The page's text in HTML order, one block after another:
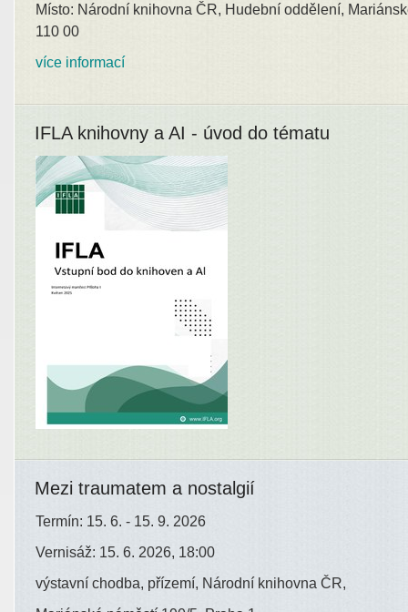
Místo: Národní knihovna ČR, Hudební oddělení,
110 00
více informací
IFLA knihovny a AI - úvod do tématu
Mezi traumatem a nostalgií
Termín: 15. 6. - 15. 9. 2026
Vernisáž: 15. 6. 2026, 18:00
výstavní chodba, přízemí, Národní knihovna ČR,